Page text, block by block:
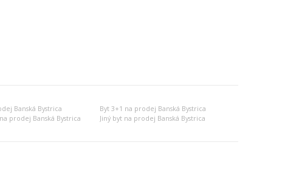
Banská Bystrica
Byt 3+1 na prodej Banská Bystrica
prodej Banská Bystrica Jiný byt na prodej Banská Bystrica